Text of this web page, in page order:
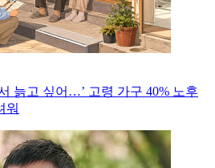
늙고 싶어…’ 고령 가구 40% 노후
워